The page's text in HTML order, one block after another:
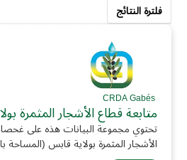
فلترة النتائج
CRDA Gabés
متابعة قطاع الأشجار المثمرة
تحتوي مجموعة البيانات هذه على
الأشجار المثمرة بولاية قابس (المساحة